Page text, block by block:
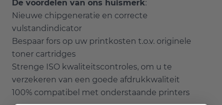
De voordelen van ons huismerk:
Nieuwe chipgeneratie en correcte
vulstandindicator
Bespaar fors op uw printkosten t.o.v. originele
toner cartridges
Strenge ISO kwaliteitscontroles, om u te
verzekeren van een goede afdrukkwaliteit
100% compatibel met onderstaande printers